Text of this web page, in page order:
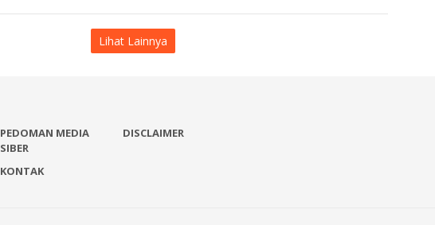
Lihat Lainnya
PEDOMAN MEDIA
SIBER
DISCLAIMER
KONTAK